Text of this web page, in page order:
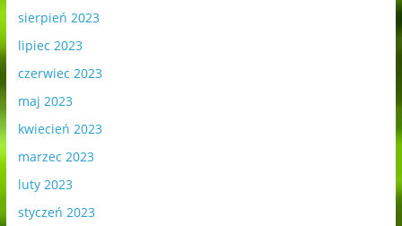
sierpień 2023
lipiec 2023
czerwiec 2023
maj 2023
kwiecień 2023
marzec 2023
luty 2023
styczeń 2023